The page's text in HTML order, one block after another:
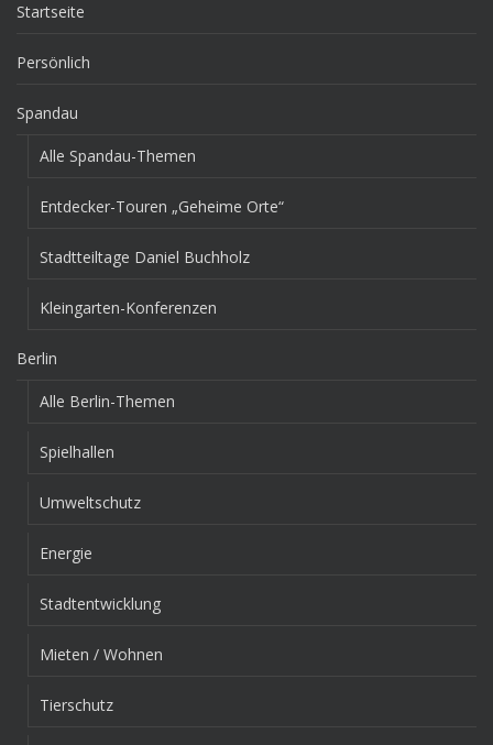
Startseite
Persönlich
Spandau
Alle Spandau-Themen
Entdecker-Touren „Geheime Orte“
Stadtteiltage Daniel Buchholz
Kleingarten-Konferenzen
Berlin
Alle Berlin-Themen
Spielhallen
Umweltschutz
Energie
Stadtentwicklung
Mieten / Wohnen
Tierschutz